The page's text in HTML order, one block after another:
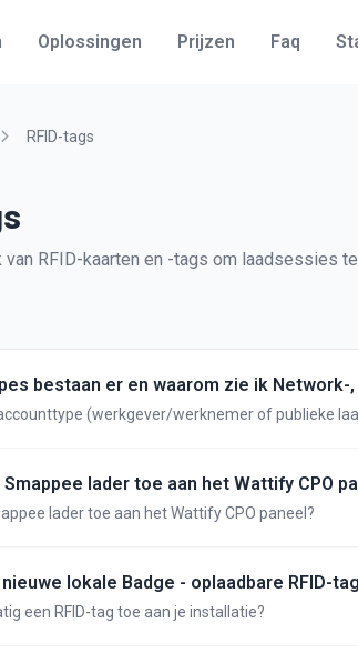
Oplossingen Prijzen Faq
RFID-tags
RFID-kaarten en -tags om laadsessies
bestaan er en waarom zie ik
(werkgever/werknemer of publieke
lader toe aan het Wattify CPO
lader toe aan het Wattify CPO paneel?
lokale Badge - oplaadbare RFID-
een RFID-tag toe aan je installatie?